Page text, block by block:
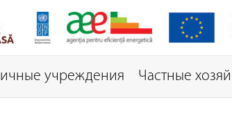
учреждения Частные